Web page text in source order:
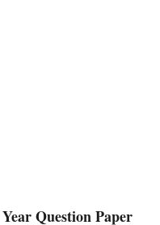
Question Paper